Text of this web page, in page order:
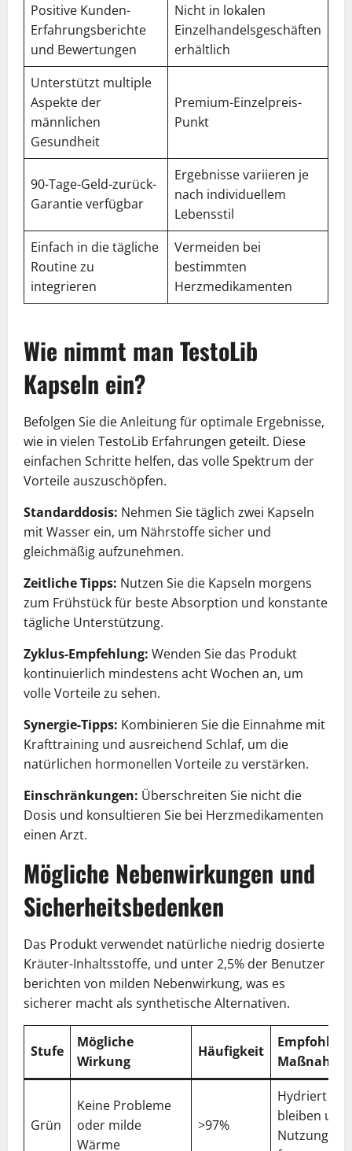
Positive Kunden-
Erfahrungsberichte
und Bewertungen
Nicht in lokalen
Einzelhandelsgeschäften
erhältlich
Unterstützt multiple
Aspekte der
männlichen
Gesundheit
Premium-Einzelpreis-
Punkt
90-Tage-Geld-zurück-
Garantie verfügbar
Ergebnisse variieren je
nach individuellem
Lebensstil
Einfach in die tägliche
Routine zu
integrieren
Vermeiden bei
bestimmten
Herzmedikamenten
Wie nimmt man TestoLib
Kapseln ein?
Befolgen Sie die Anleitung für optimale Ergebnisse,
wie in vielen TestoLib Erfahrungen geteilt. Diese
einfachen Schritte helfen, das volle Spektrum der
Vorteile auszuschöpfen.
Standarddosis: Nehmen Sie täglich zwei Kapseln
mit Wasser ein, um Nährstoffe sicher und
gleichmäßig aufzunehmen.
Zeitliche Tipps: Nutzen Sie die Kapseln morgens
zum Frühstück für beste Absorption und konstante
tägliche Unterstützung.
Zyklus-Empfehlung: Wenden Sie das Produkt
kontinuierlich mindestens acht Wochen an, um
volle Vorteile zu sehen.
Synergie-Tipps: Kombinieren Sie die Einnahme mit
Krafttraining und ausreichend Schlaf, um die
natürlichen hormonellen Vorteile zu verstärken.
Einschränkungen: Überschreiten Sie nicht die
Dosis und konsultieren Sie bei Herzmedikamenten
einen Arzt.
Mögliche Nebenwirkungen und
Sicherheitsbedenken
Das Produkt verwendet natürliche niedrig dosierte
Kräuter-Inhaltsstoffe, und unter 2,5% der Benutzer
berichten von milden Nebenwirkung, was es
sicherer macht als synthetische Alternativen.
Stufe
Mögliche
Wirkung
Häufigkeit
Empfohlene
Maßnahme
Grün
Keine Probleme
oder milde
Wärme
>97%
Hydriert
bleiben und
Nutzung